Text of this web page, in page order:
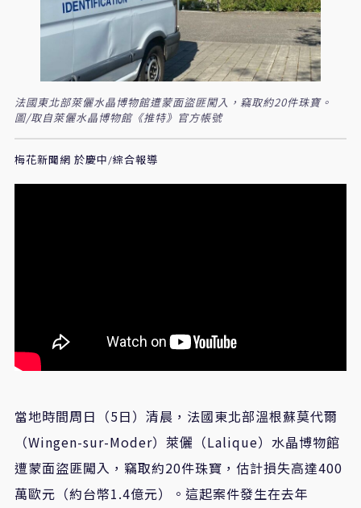
法國東北部萊儷水晶博物館遭蒙面盜匪闖入，竊取約20件珠寶。
圖/取自萊儷水晶博物館《推特》官方帳號
梅花新聞網 於慶中/綜合報導
當地時間周日（5日）清晨，法國東北部溫根蘇莫代爾
（Wingen-sur-Moder）萊儷（Lalique）水晶博物館
遭蒙面盜匪闖入，竊取約20件珠寶，估計損失高達400
萬歐元（約台幣1.4億元）。這起案件發生在去年